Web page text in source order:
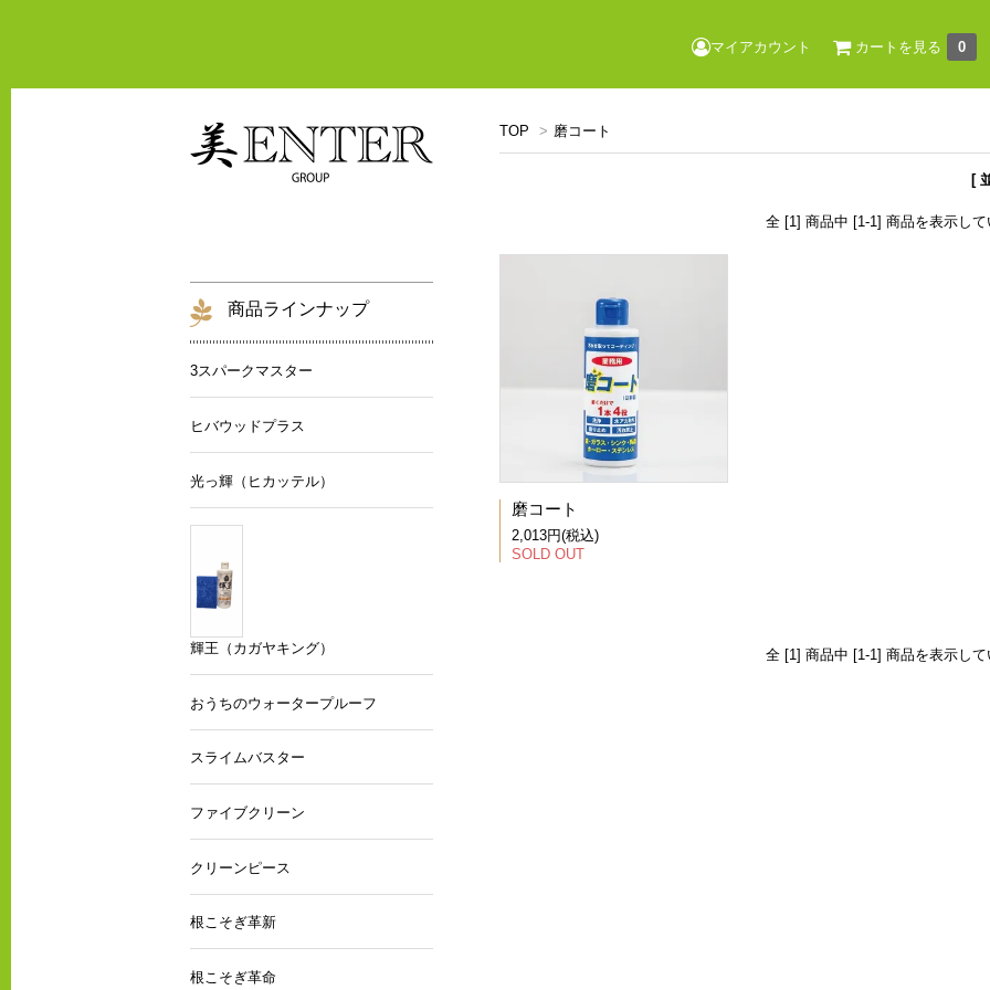
マイアカウント カートを見る 0
TOP > 磨コート
[
全 [1] 商品中 [1-1] 商品を表示して
磨コート
2,013円(税込)
SOLD OUT
全 [1] 商品中 [1-1] 商品を表示して
商品ラインナップ
3スパークマスター
ヒバウッドプラス
光っ輝（ヒカッテル）
輝王（カガヤキング）
おうちのウォータープルーフ
スライムバスター
ファイブクリーン
クリーンピース
根こそぎ革新
根こそぎ革命